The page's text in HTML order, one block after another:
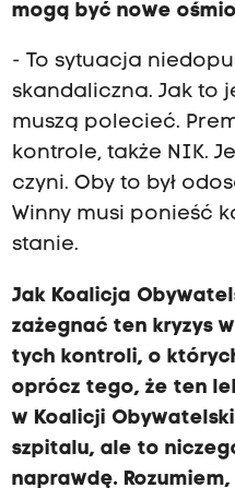
mogą być nowe
- To sytuacja
skandaliczna. Jak to
muszą polecieć.
kontrole, także NIK.
czyni. Oby to był
Winny musi ponieść
stanie.
Jak Koalicja
zażegnać ten kryzys
tych kontroli, o
oprócz tego, że ten
w Koalicji
szpitalu, ale to
naprawdę.